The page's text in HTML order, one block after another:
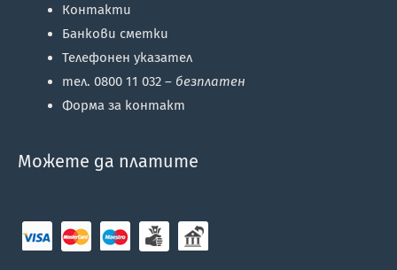
Контакти
Банкови сметки
Телефонен указател
тел. 0800 11 032 – безплатен
Форма за контакт
Можете да платите